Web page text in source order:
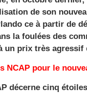
de son
ce à partir de
la foulées des
un prix très agressif
NCAP pour le
décerne cinq